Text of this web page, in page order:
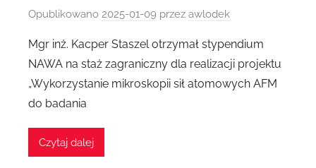
Opublikowano 2025-01-09 przez awlodek
Mgr inż. Kacper Staszel otrzymał stypendium
NAWA na staż zagraniczny dla realizacji projektu
„Wykorzystanie mikroskopii sił atomowych AFM
do badania
Czytaj dalej